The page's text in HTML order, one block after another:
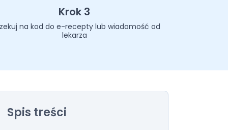
Krok 3
na kod do e-recepty lub wiadomość od
lekarza
Spis treści